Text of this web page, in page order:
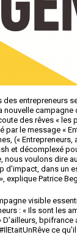
des entrepreneurs
nouvelle campagne
des rêves «
par le message «
(« Entrepreneurs,
et décomplexé
nous voulons dire
d'impact, dans un
explique Patrice
visible
: « Ils sont les
D’ailleurs,
ce